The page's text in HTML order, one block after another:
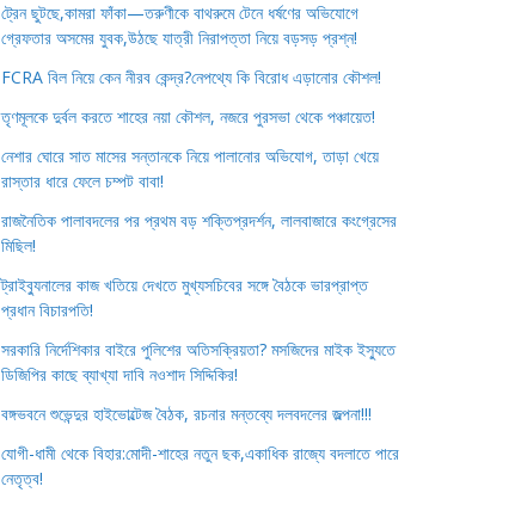
ট্রেন ছুটছে,কামরা ফাঁকা—তরুণীকে বাথরুমে টেনে ধর্ষণের অভিযোগে
গ্রেফতার অসমের যুবক,উঠছে যাত্রী নিরাপত্তা নিয়ে বড়সড় প্রশ্ন!
FCRA বিল নিয়ে কেন নীরব কেন্দ্র?নেপথ্যে কি বিরোধ এড়ানোর কৌশল!
তৃণমূলকে দুর্বল করতে শাহের নয়া কৌশল, নজরে পুরসভা থেকে পঞ্চায়েত!
নেশার ঘোরে সাত মাসের সন্তানকে নিয়ে পালানোর অভিযোগ, তাড়া খেয়ে
রাস্তার ধারে ফেলে চম্পট বাবা!
রাজনৈতিক পালাবদলের পর প্রথম বড় শক্তিপ্রদর্শন, লালবাজারে কংগ্রেসের
মিছিল!
ট্রাইব্যুনালের কাজ খতিয়ে দেখতে মুখ্যসচিবের সঙ্গে বৈঠকে ভারপ্রাপ্ত
প্রধান বিচারপতি!
সরকারি নির্দেশিকার বাইরে পুলিশের অতিসক্রিয়তা? মসজিদের মাইক ইস্যুতে
ডিজিপির কাছে ব্যাখ্যা দাবি নওশাদ সিদ্দিকির!
বঙ্গভবনে শুভেন্দুর হাইভোল্টেজ বৈঠক, রচনার মন্তব্যে দলবদলের জল্পনা!!!
যোগী-ধামী থেকে বিহার:মোদী-শাহের নতুন ছক,একাধিক রাজ্যে বদলাতে পারে
নেতৃত্ব!